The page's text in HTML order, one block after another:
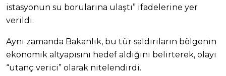
istasyonun su borularına ulaştı” ifadelerine yer
verildi.
Aynı zamanda Bakanlık, bu tür saldırıların bölgenin
ekonomik altyapısını hedef aldığını belirterek, olayı
“utanç verici” olarak nitelendirdi.